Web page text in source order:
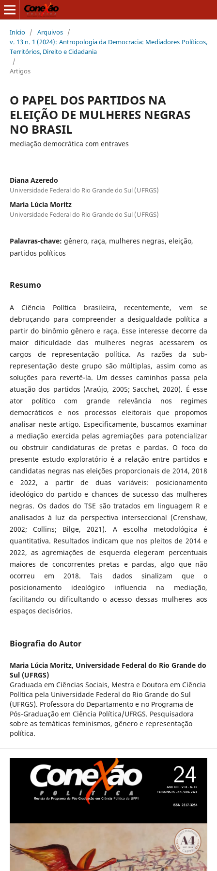
Início / Arquivos /
v. 13 n. 1 (2024): Antropologia da Democracia: Mediadores Políticos,
Territórios, Direito e Cidadania
/
Artigos
O PAPEL DOS PARTIDOS NA
ELEIÇÃO DE MULHERES NEGRAS
NO BRASIL
mediação democrática com entraves
Diana Azeredo
Universidade Federal do Rio Grande do Sul (UFRGS)
Maria Lúcia Moritz
Universidade Federal do Rio Grande do Sul (UFRGS)
Palavras-chave: gênero, raça, mulheres negras, eleição,
partidos políticos
Resumo
A Ciência Política brasileira, recentemente, vem se
debruçando para compreender a desigualdade política a
partir do binômio gênero e raça. Esse interesse decorre da
maior dificuldade das mulheres negras acessarem os
cargos de representação política. As razões da sub-
representação deste grupo são múltiplas, assim como as
soluções para revertê-la. Um desses caminhos passa pela
atuação dos partidos (Araújo, 2005; Sacchet, 2020). É esse
ator político com grande relevância nos regimes
democráticos e nos processos eleitorais que propomos
analisar neste artigo. Especificamente, buscamos examinar
a mediação exercida pelas agremiações para potencializar
ou obstruir candidaturas de pretas e pardas. O foco do
presente estudo exploratório é a relação entre partidos e
candidatas negras nas eleições proporcionais de 2014, 2018
e 2022, a partir de duas variáveis: posicionamento
ideológico do partido e chances de sucesso das mulheres
negras. Os dados do TSE são tratados em linguagem R e
analisados à luz da perspectiva interseccional (Crenshaw,
2002; Collins; Bilge, 2021). A escolha metodológica é
quantitativa. Resultados indicam que nos pleitos de 2014 e
2022, as agremiações de esquerda elegeram percentuais
maiores de concorrentes pretas e pardas, algo que não
ocorreu em 2018. Tais dados sinalizam que o
posicionamento ideológico influencia na mediação,
facilitando ou dificultando o acesso dessas mulheres aos
espaços decisórios.
Biografia do Autor
Maria Lúcia Moritz, Universidade Federal do Rio Grande do
Sul (UFRGS)
Graduada em Ciências Sociais, Mestra e Doutora em Ciência
Política pela Universidade Federal do Rio Grande do Sul
(UFRGS). Professora do Departamento e no Programa de
Pós-Graduação em Ciência Política/UFRGS. Pesquisadora
sobre as temáticas feminismos, gênero e representação
política.